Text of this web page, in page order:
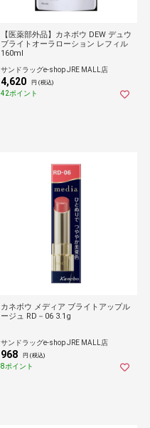
【医薬部外品】カネボウ DEW デュウ
ブライトオーラローション レフィル
160ml
サンドラッグe-shop JRE MALL店
4,620 円 (税込)
42ポイント
カネボウ メディア ブライトアップル
ージュ RD－06 3.1g
サンドラッグe-shop JRE MALL店
968 円 (税込)
8ポイント